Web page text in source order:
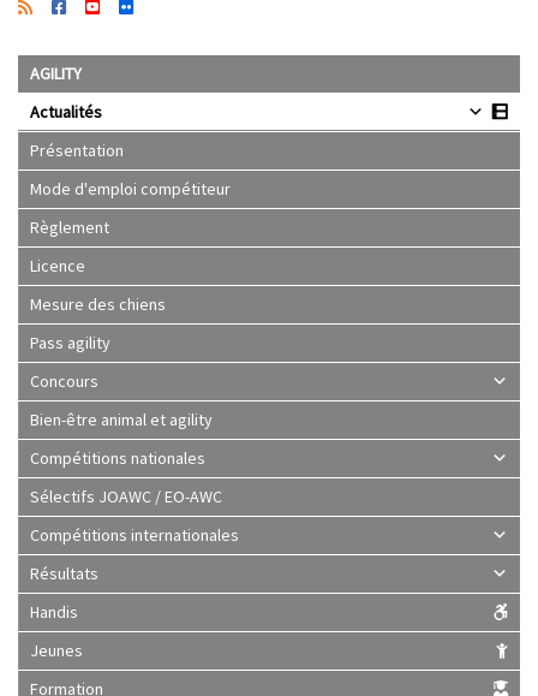
AGILITY
Actualités
Présentation
Mode d'emploi compétiteur
Règlement
Licence
Mesure des chiens
Pass agility
Concours
Bien-être animal et agility
Compétitions nationales
Sélectifs JOAWC / EO-AWC
Compétitions internationales
Résultats
Handis
Jeunes
Formation